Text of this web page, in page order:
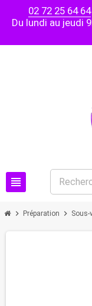
02 72 25 64 64
Du lundi au jeudi
view_headline
chevron_right Préparation chevron_right Sous-